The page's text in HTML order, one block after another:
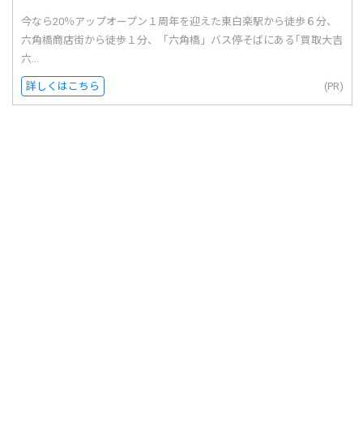
今なら20％アップオープン１周年を迎えた東白楽駅から徒歩６分、
六角橋商店街から徒歩１分、「六角橋」バス停そばにある｢買取大吉
六...
詳しくはこちら (PR)